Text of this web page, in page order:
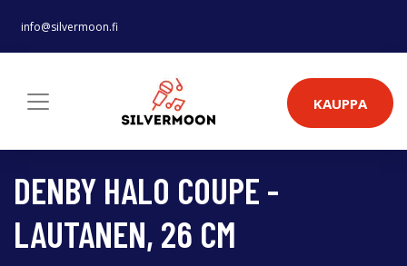
info@silvermoon.fi
KAUPPA
DENBY HALO COUPE -
LAUTANEN, 26 CM